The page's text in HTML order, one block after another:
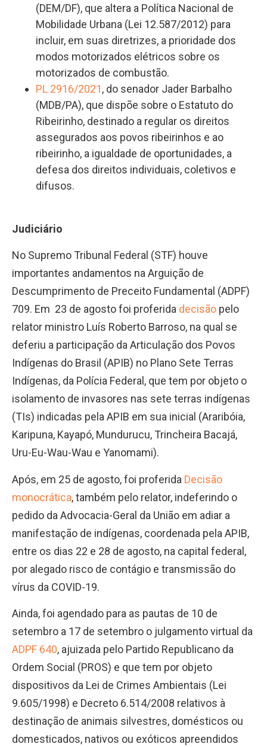
(DEM/DF), que altera a Política Nacional de
Mobilidade Urbana (Lei 12.587/2012) para
incluir, em suas diretrizes, a prioridade dos
modos motorizados elétricos sobre os
motorizados de combustão.
PL 2916/2021, do senador Jader Barbalho
(MDB/PA), que dispõe sobre o Estatuto do
Ribeirinho, destinado a regular os direitos
assegurados aos povos ribeirinhos e ao
ribeirinho, a igualdade de oportunidades, a
defesa dos direitos individuais, coletivos e
difusos.
Judiciário
No Supremo Tribunal Federal (STF) houve
importantes andamentos na Arguição de
Descumprimento de Preceito Fundamental (ADPF)
709. Em 23 de agosto foi proferida decisão pelo
relator ministro Luís Roberto Barroso, na qual se
deferiu a participação da Articulação dos Povos
Indígenas do Brasil (APIB) no Plano Sete Terras
Indígenas, da Polícia Federal, que tem por objeto o
isolamento de invasores nas sete terras indígenas
(TIs) indicadas pela APIB em sua inicial (Araribóia,
Karipuna, Kayapó, Mundurucu, Trincheira Bacajá,
Uru-Eu-Wau-Wau e Yanomami).
Após, em 25 de agosto, foi proferida Decisão
monocrática, também pelo relator, indeferindo o
pedido da Advocacia-Geral da União em adiar a
manifestação de indígenas, coordenada pela APIB,
entre os dias 22 e 28 de agosto, na capital federal,
por alegado risco de contágio e transmissão do
vírus da COVID-19.
Ainda, foi agendado para as pautas de 10 de
setembro a 17 de setembro o julgamento virtual da
ADPF 640, ajuizada pelo Partido Republicano da
Ordem Social (PROS) e que tem por objeto
dispositivos da Lei de Crimes Ambientais (Lei
9.605/1998) e Decreto 6.514/2008 relativos à
destinação de animais silvestres, domésticos ou
domesticados, nativos ou exóticos apreendidos